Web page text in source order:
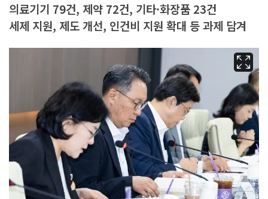
의료기기 79건, 제약 72건, 기타·화장품 23건
세제 지원, 제도 개선, 인건비 지원 확대 등 과제 담겨